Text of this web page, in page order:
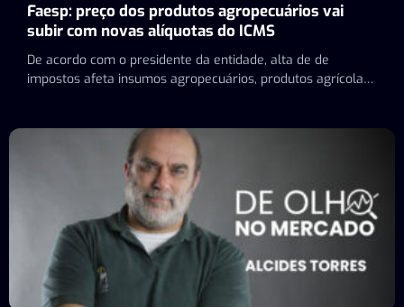
Faesp: preço dos produtos agropecuários vai
subir com novas alíquotas do ICMS
De acordo com o presidente da entidade, alta de de
impostos afeta insumos agropecuários, produtos agrícolas